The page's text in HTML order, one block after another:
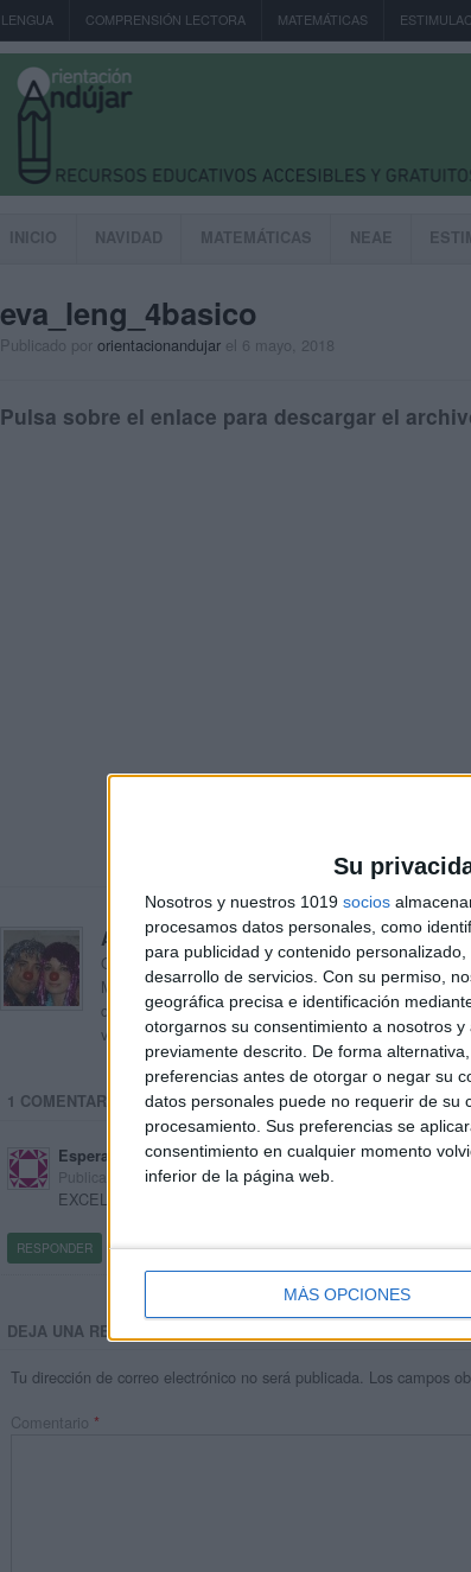
Su
Nosotros y nuestros 1019 socios
procesamos datos personales, como
para publicidad y contenido
desarrollo de servicios. Con su permiso,
geográfica precisa e identificación
otorgarnos su consentimiento a nosotros
previamente descrito. De forma
preferencias antes de otorgar o negar su
datos personales puede no requerir de su
procesamiento. Sus preferencias se
consentimiento en cualquier momento
inferior de la página web.
MÁS OPCIONES
LENGUA COMPRENSIÓN LECTORA MATEMÁTICAS
INICIO NAVIDAD MATEMÁTICAS NEAE
eva_leng_4basico
Publicado por orientacionandujar el 6 mayo, 2018
Pulsa sobre el enlace para descargar el
Acerca de orientacionandujar
Orientación Andújar no es solo un blog, es la apuesta
Maribel, que además de ser pareja, son los
dentro del blog y en el cual, vuelcan la mayor parte
voluntarios en sus meses de verano les permite.
1 COMENTARIO
Esperanza
Publicado 25 mayo, 2022 a las 12:48 AM
EXCELENTE PAGINA
RESPONDER
DEJA UNA RESPUESTA
Tu dirección de correo electrónico no será publicada. Los campos
Comentario *